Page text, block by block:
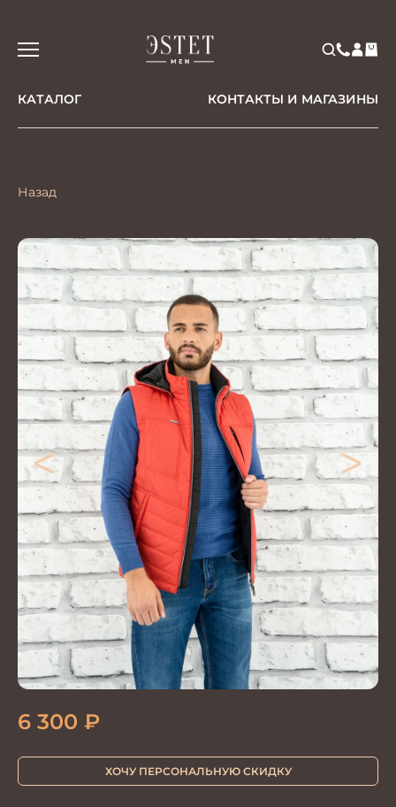
КАТАЛОГ КОНТАКТЫ И МАГАЗИНЫ
Назад
< >
6 300 ₽
ХОЧУ ПЕРСОНАЛЬНУЮ СКИДКУ